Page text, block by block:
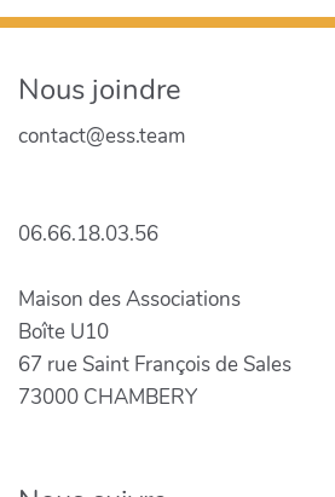
Nous joindre
contact@ess.team
06.66.18.03.56
Maison des Associations
Boîte U10
67 rue Saint François de Sales
73000 CHAMBERY